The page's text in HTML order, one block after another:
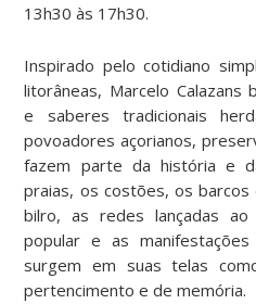
13h30 às 17h30.
Inspirado pelo cotidiano
litorâneas, Marcelo Calazans
e saberes tradicionais
povoadores açorianos,
fazem parte da história e
praias, os costões, os
bilro, as redes lançadas ao
popular e as manifestações
surgem em suas telas
pertencimento e de memória.